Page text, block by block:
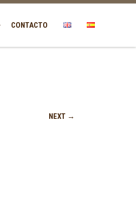
CONTACTO
NEXT →